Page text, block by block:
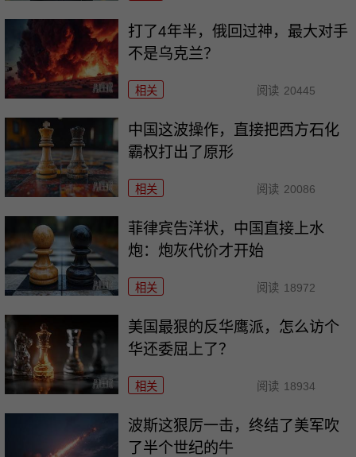
打了4年半，俄回过神，最大对手
不是乌克兰？
相关 阅读 20445
中国这波操作，直接把西方石化
霸权打出了原形
相关 阅读 20086
菲律宾告洋状，中国直接上水
炮：炮灰代价才开始
相关 阅读 18972
美国最狠的反华鹰派，怎么访个
华还委屈上了？
相关 阅读 18934
波斯这狠厉一击，终结了美军吹
了半个世纪的牛